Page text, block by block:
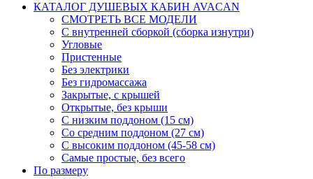
КАТАЛОГ ДУШЕВЫХ КАБИН AVACAN
СМОТРЕТЬ ВСЕ МОДЕЛИ
С внутренней сборкой (сборка изнутри)
Угловые
Пристенные
Без электрики
Без гидромассажа
Закрытые, с крышей
Открытые, без крыши
С низким поддоном (15 см)
Со средним поддоном (27 см)
С высоким поддоном (45-58 см)
Самые простые, без всего
По размеру